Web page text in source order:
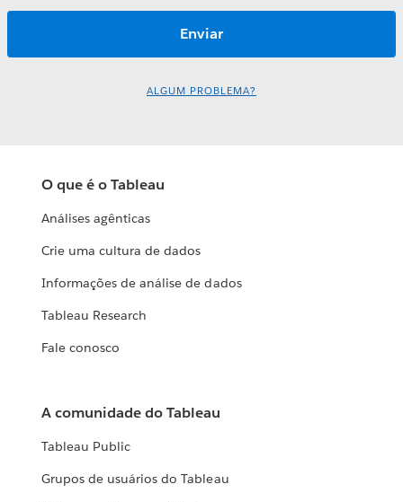
ALGUM PROBLEMA?
O que é o Tableau
Análises agênticas
Crie uma cultura de dados
Informações de análise de dados
Tableau Research
Fale conosco
A comunidade do Tableau
Tableau Public
Grupos de usuários do Tableau